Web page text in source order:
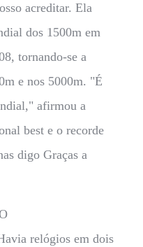
acreditar. Ela
dos 1500m em
tornando-se a
e nos 5000m. "É
afirmou a
best e o recorde
digo Graças a
relógios em dois